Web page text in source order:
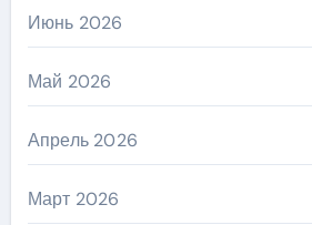
Июнь 2026
Май 2026
Апрель 2026
Март 2026